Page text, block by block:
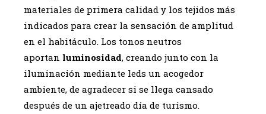
materiales de primera calidad y los tejidos más
indicados para crear la sensación de amplitud
en el habitáculo. Los tonos neutros
aportan luminosidad, creando junto con la
iluminación mediante leds un acogedor
ambiente, de agradecer si se llega cansado
después de un ajetreado día de turismo.